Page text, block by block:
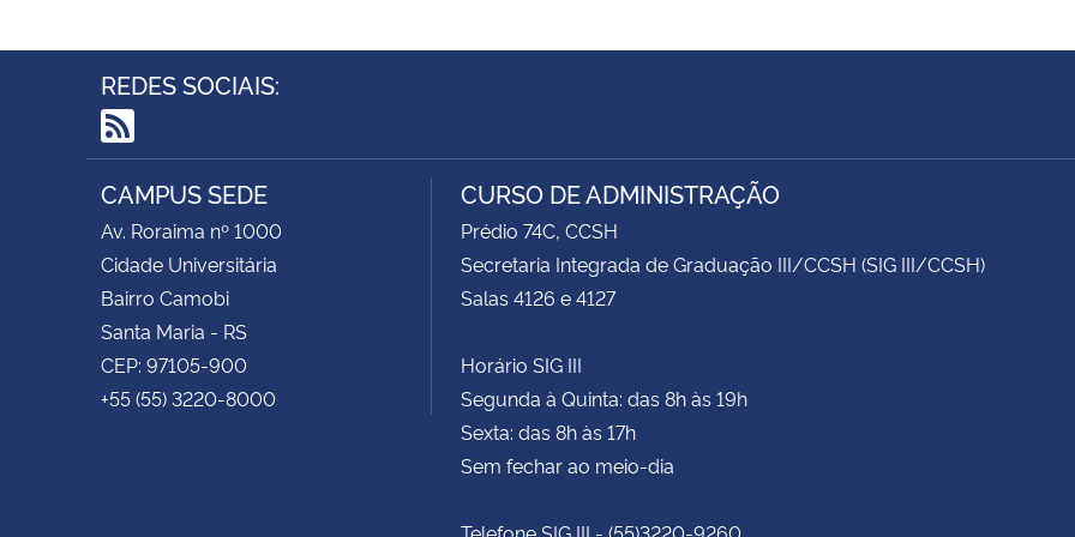
REDES SOCIAIS:
RSS
CAMPUS SEDE
Av. Roraima nº 1000
Cidade Universitária
Bairro Camobi
Santa Maria - RS
CEP: 97105-900
+55 (55) 3220-8000
CURSO DE ADMINISTRAÇÃO
Prédio 74C, CCSH
Secretaria Integrada de Graduação III/CCSH (SIG III/CCSH)
Salas 4126 e 4127
Horário SIG III
Segunda à Quinta: das 8h às 19h
Sexta: das 8h às 17h
Sem fechar ao meio-dia
Telefone SIG III - (55)3220-9260